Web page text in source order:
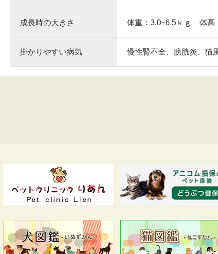
成長時の大きさ 体重：3.0~6.5ｋｇ 体高
掛かりやすい病気 慢性腎不全、膀胱炎、猫